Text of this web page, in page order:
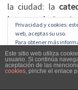
la ciudad: la
luterana de San
ocatedral
paseo en la
edificio del
Visita del Domo
Este sitio web utiliza
usuario. Si continúa
aceptación de las
cookies, pinche el enlace
Privacidad y cookies:
web, aceptas su uso.
Para obtener más
aquí: Política de cookies